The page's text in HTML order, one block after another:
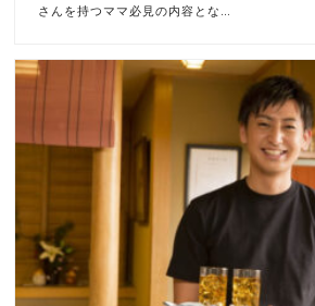
さんを持つママ必見の内容とな…